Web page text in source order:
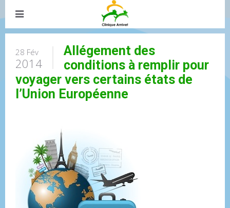
28 Fév
2014
Allégement des
conditions à remplir pour
voyager vers certains états de
l’Union Européenne